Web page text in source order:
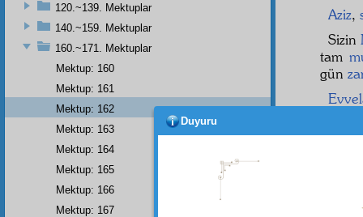
Aziz,
Sizin
tam
gün
kalan
120.~139. Mektuplar
140.~159. Mektuplar
160.~171. Mektuplar
Mektup: 160
Mektup: 161
Mektup: 162
Mektup: 163
Mektup: 164
Mektup: 165
Mektup: 166
Mektup: 167
Duyuru